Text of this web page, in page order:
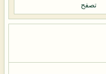
تصفح